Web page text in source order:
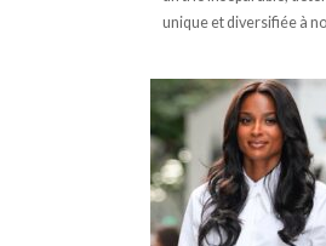
unique et diversifiée à